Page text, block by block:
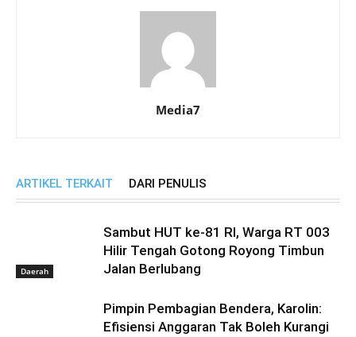
Media7
ARTIKEL TERKAIT DARI PENULIS
Daerah
Sambut HUT ke-81 RI, Warga RT 003
Hilir Tengah Gotong Royong Timbun
Jalan Berlubang
Pimpin Pembagian Bendera, Karolin:
Efisiensi Anggaran Tak Boleh Kurangi